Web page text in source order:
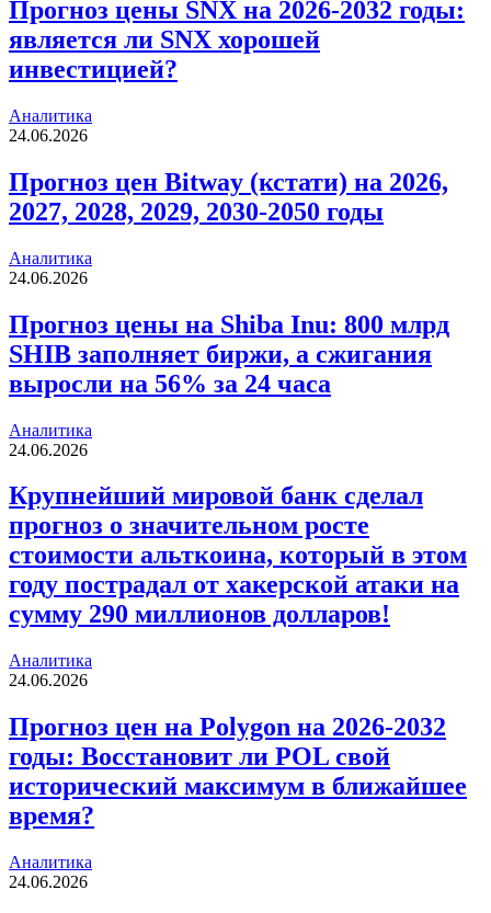
Прогноз цены SNX на 2026-2032 годы:
является ли SNX хорошей
инвестицией?
Аналитика
24.06.2026
Прогноз цен Bitway (кстати) на 2026,
2027, 2028, 2029, 2030-2050 годы
Аналитика
24.06.2026
Прогноз цены на Shiba Inu: 800 млрд
SHIB заполняет биржи, а сжигания
выросли на 56% за 24 часа
Аналитика
24.06.2026
Крупнейший мировой банк сделал
прогноз о значительном росте
стоимости альткоина, который в этом
году пострадал от хакерской атаки на
сумму 290 миллионов долларов!
Аналитика
24.06.2026
Прогноз цен на Polygon на 2026-2032
годы: Восстановит ли POL свой
исторический максимум в ближайшее
время?
Аналитика
24.06.2026